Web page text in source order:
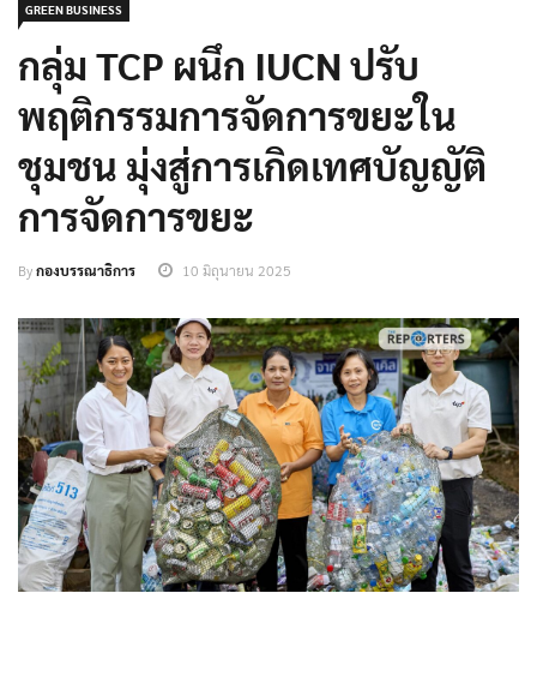
GREEN BUSINESS
กลุ่ม TCP ผนึก IUCN ปรับ
พฤติกรรมการจัดการขยะใน
ชุมชน มุ่งสู่การเกิดเทศบัญญัติ
การจัดการขยะ
Byกองบรรณาธิการ 10 มิถุนายน 2025